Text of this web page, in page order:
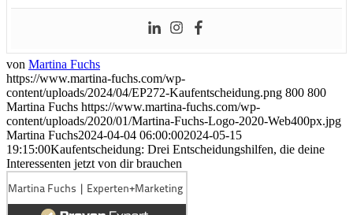
von Martina Fuchs
https://www.martina-fuchs.com/wp-
content/uploads/2024/04/EP272-Kaufentscheidung.png 800 800
Martina Fuchs https://www.martina-fuchs.com/wp-
content/uploads/2020/01/Martina-Fuchs-Logo-2020-Web400px.jpg
Martina Fuchs2024-04-04 06:00:002024-05-15
19:15:00Kaufentscheidung: Drei Entscheidungshilfen, die deine
Interessenten jetzt von dir brauchen